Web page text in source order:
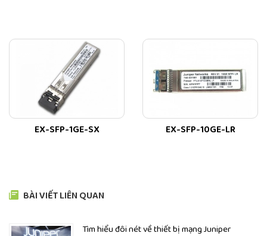
Kích thước: (W x H x D) 17,4 x 1,72 x 13,8 in (44,2 x 4,4 x 35 cm)
Bảng nối đa năng 160 Gbps (có cổng QSFP +) hoặc 80 Gbps
(có cổng SFP +) Kết nối khung gầm ảo để liên kết tối đa 10
thiết bị chuyển mạch như một thiết bị logic duy nhất
Đường lên cố định 4 cổng có thể được cấu hình riêng lẻ như
cổng GbE (SFP) hoặc 10GbE (SFP +); Cổng 2 x 40G QSFP +
Nguồn điện xoay chiều 920 W: 1,87 lb (0,85 kg)
Mô-đun quạt: 0,16 lb (0,07 kg)
EX-SFP-1GE-SX EX-SFP-10GE-LR
BÀI VIẾT LIÊN QUAN
Tìm hiểu đôi nét về thiết bị mạng Juniper